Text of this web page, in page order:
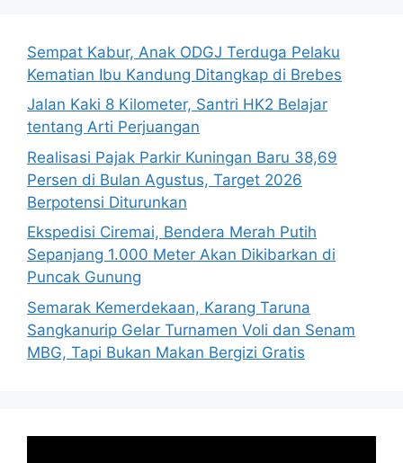
Sempat Kabur, Anak ODGJ Terduga Pelaku
Kematian Ibu Kandung Ditangkap di Brebes
Jalan Kaki 8 Kilometer, Santri HK2 Belajar
tentang Arti Perjuangan
Realisasi Pajak Parkir Kuningan Baru 38,69
Persen di Bulan Agustus, Target 2026
Berpotensi Diturunkan
Ekspedisi Ciremai, Bendera Merah Putih
Sepanjang 1.000 Meter Akan Dikibarkan di
Puncak Gunung
Semarak Kemerdekaan, Karang Taruna
Sangkanurip Gelar Turnamen Voli dan Senam
MBG, Tapi Bukan Makan Bergizi Gratis